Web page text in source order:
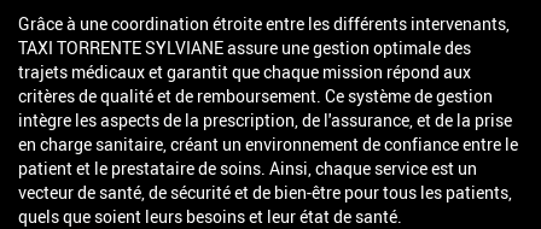
Grâce à une coordination étroite entre les différents intervenants,
TAXI TORRENTE SYLVIANE assure une gestion optimale des
trajets médicaux et garantit que chaque mission répond aux
critères de qualité et de remboursement. Ce système de gestion
intègre les aspects de la prescription, de l'assurance, et de la prise
en charge sanitaire, créant un environnement de confiance entre le
patient et le prestataire de soins. Ainsi, chaque service est un
vecteur de santé, de sécurité et de bien-être pour tous les patients,
quels que soient leurs besoins et leur état de santé.